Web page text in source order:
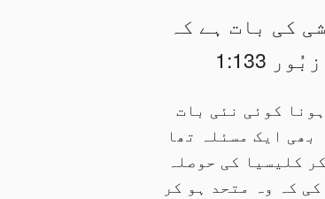
کی بات ہے کہ
کوئی نئی بات
بھی ایک مسئلہ تھا
کلیسیا کی حوصلہ
کہ وہ متحد ہو کر